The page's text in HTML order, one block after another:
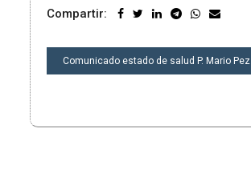
Compartir:
NAVEGACIÓN
DE
Comunicado estado de salud P. Mario